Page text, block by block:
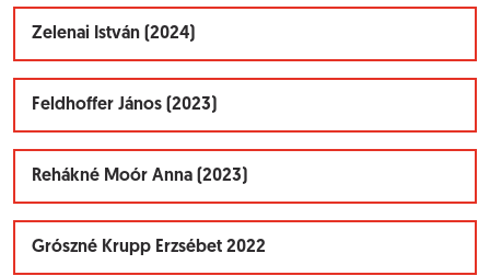
Zelenai István (2024)
Feldhoffer János (2023)
Rehákné Moór Anna (2023)
Grószné Krupp Erzsébet 2022